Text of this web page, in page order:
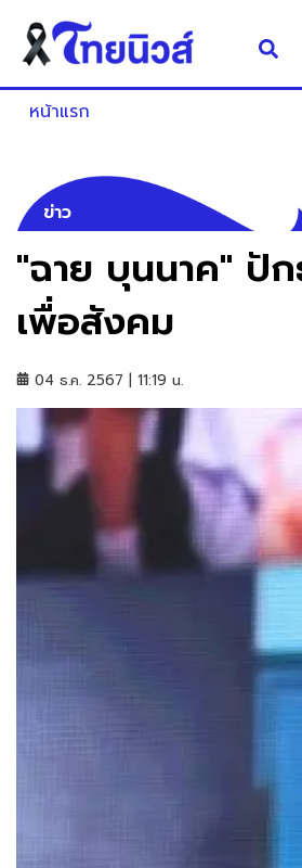
หน้าแรก
ข่าว
"ฉาย บุนนาค" ปัก
เพื่อสังคม
04 ธ.ค. 2567 | 11:19 น.